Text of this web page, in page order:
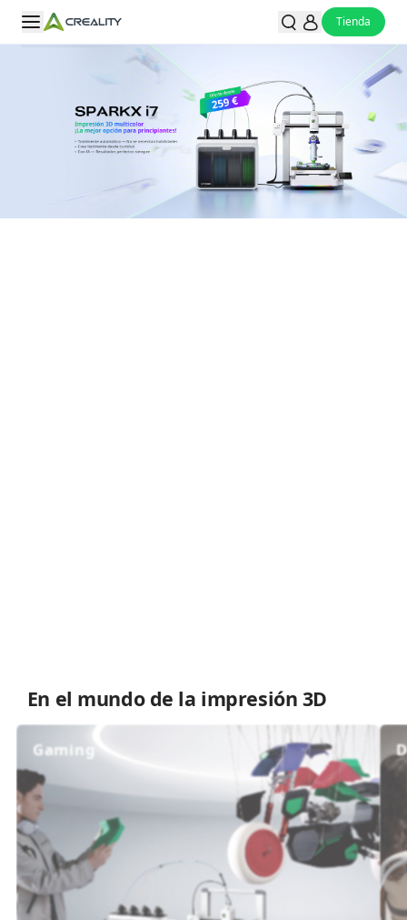
Tienda
En el mundo de la impresión 3D
Gaming